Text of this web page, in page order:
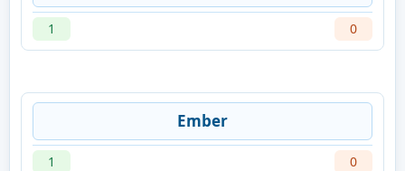
1 0
Ember
1 0